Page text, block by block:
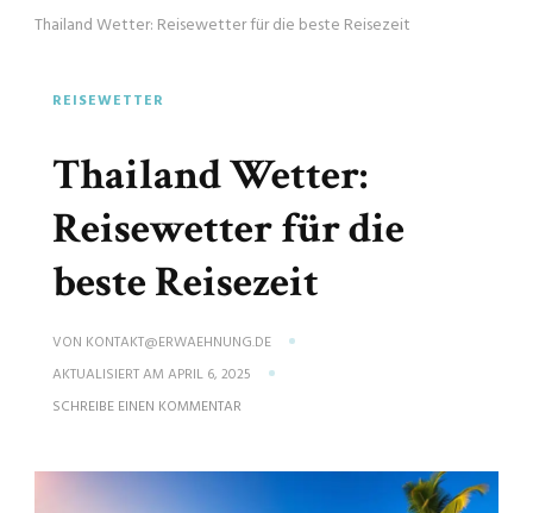
Thailand Wetter: Reisewetter für die beste Reisezeit
REISEWETTER
Thailand Wetter:
Reisewetter für die
beste Reisezeit
VON KONTAKT@ERWAEHNUNG.DE
AKTUALISIERT AM APRIL 6, 2025
SCHREIBE EINEN KOMMENTAR
REISEWETTER